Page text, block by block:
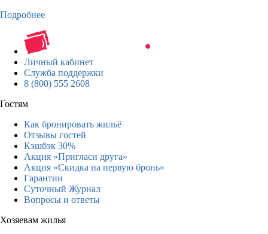
Подробнее
Личный кабинет
Служба поддержки
8 (800) 555 2608
Гостям
Как бронировать жильё
Отзывы гостей
Кэшбэк 30%
Акция «Пригласи друга»
Акция «Скидка на первую бронь»
Гарантии
Суточный Журнал
Вопросы и ответы
Хозяевам жилья